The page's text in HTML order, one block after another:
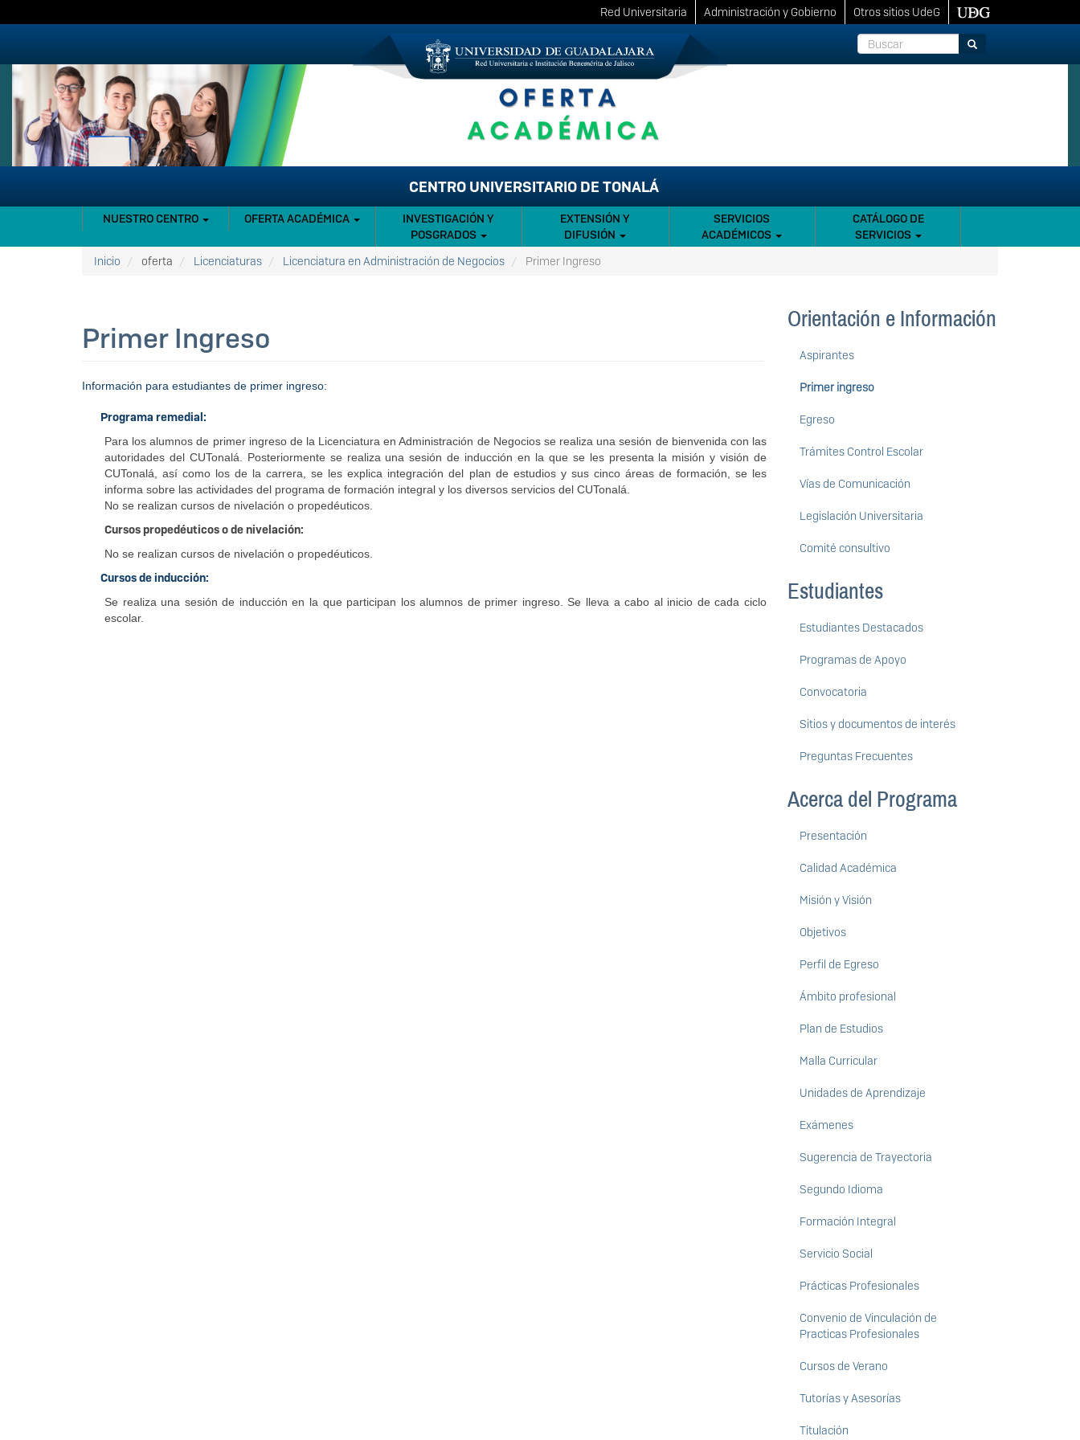
al
Red Universitaria Administración y Gobierno
Otros sitios UdeG
Buscar
Buscar
CENTRO UNIVERSITARIO DE TONALÁ
NAVEGACIÓN
PRINCIPAL
NUESTRO CENTRO OFERTA ACADÉMICA
INVESTIGACIÓN Y
POSGRADOS
EXTENSIÓN Y
DIFUSIÓN
SERVICIOS
ACADÉMICOS
CATÁLOGO DE
SERVICIOS
Inicio
oferta Licenciaturas Licenciatura en Administración de Negocios Primer Ingreso
Primer Ingreso
Información para estudiantes de primer ingreso:
Programa remedial:
Para los alumnos de primer ingreso de la Licenciatura en Administración de Negocios se realiza una sesión de bienvenida con las
autoridades del CUTonalá. Posteriormente se realiza una sesión de inducción en la que se les presenta la misión y visión de
CUTonalá, así como los de la carrera, se les explica integración del plan de estudios y sus cinco áreas de formación, se les
informa sobre las actividades del programa de formación integral y los diversos servicios del CUTonalá.
No se realizan cursos de nivelación o propedéuticos.
Cursospropedéuticoso de nivelación:
No se realizan cursos de nivelación o propedéuticos.
Cursos de inducción:
Se realiza una sesión de inducción en la que participan los alumnos de primer ingreso. Se lleva a cabo al inicio de cada ciclo
escolar.
Orientación e Información
Aspirantes
Primer ingreso
Egreso
Trámites Control Escolar
Vías de Comunicación
Legislación Universitaria
Comité consultivo
Estudiantes
Estudiantes Destacados
Programas de Apoyo
Convocatoria
Sitios y documentos de interés
Preguntas Frecuentes
Acerca del Programa
Presentación
Calidad Académica
Misión y Visión
Objetivos
Perfil de Egreso
Ámbito profesional
Plan de Estudios
Malla Curricular
Unidades de Aprendizaje
Exámenes
Sugerencia de Trayectoria
Segundo Idioma
Formación Integral
Servicio Social
Prácticas Profesionales
Convenio de Vinculación de
Practicas Profesionales
Cursos de Verano
Tutorías y Asesorías
Titulación